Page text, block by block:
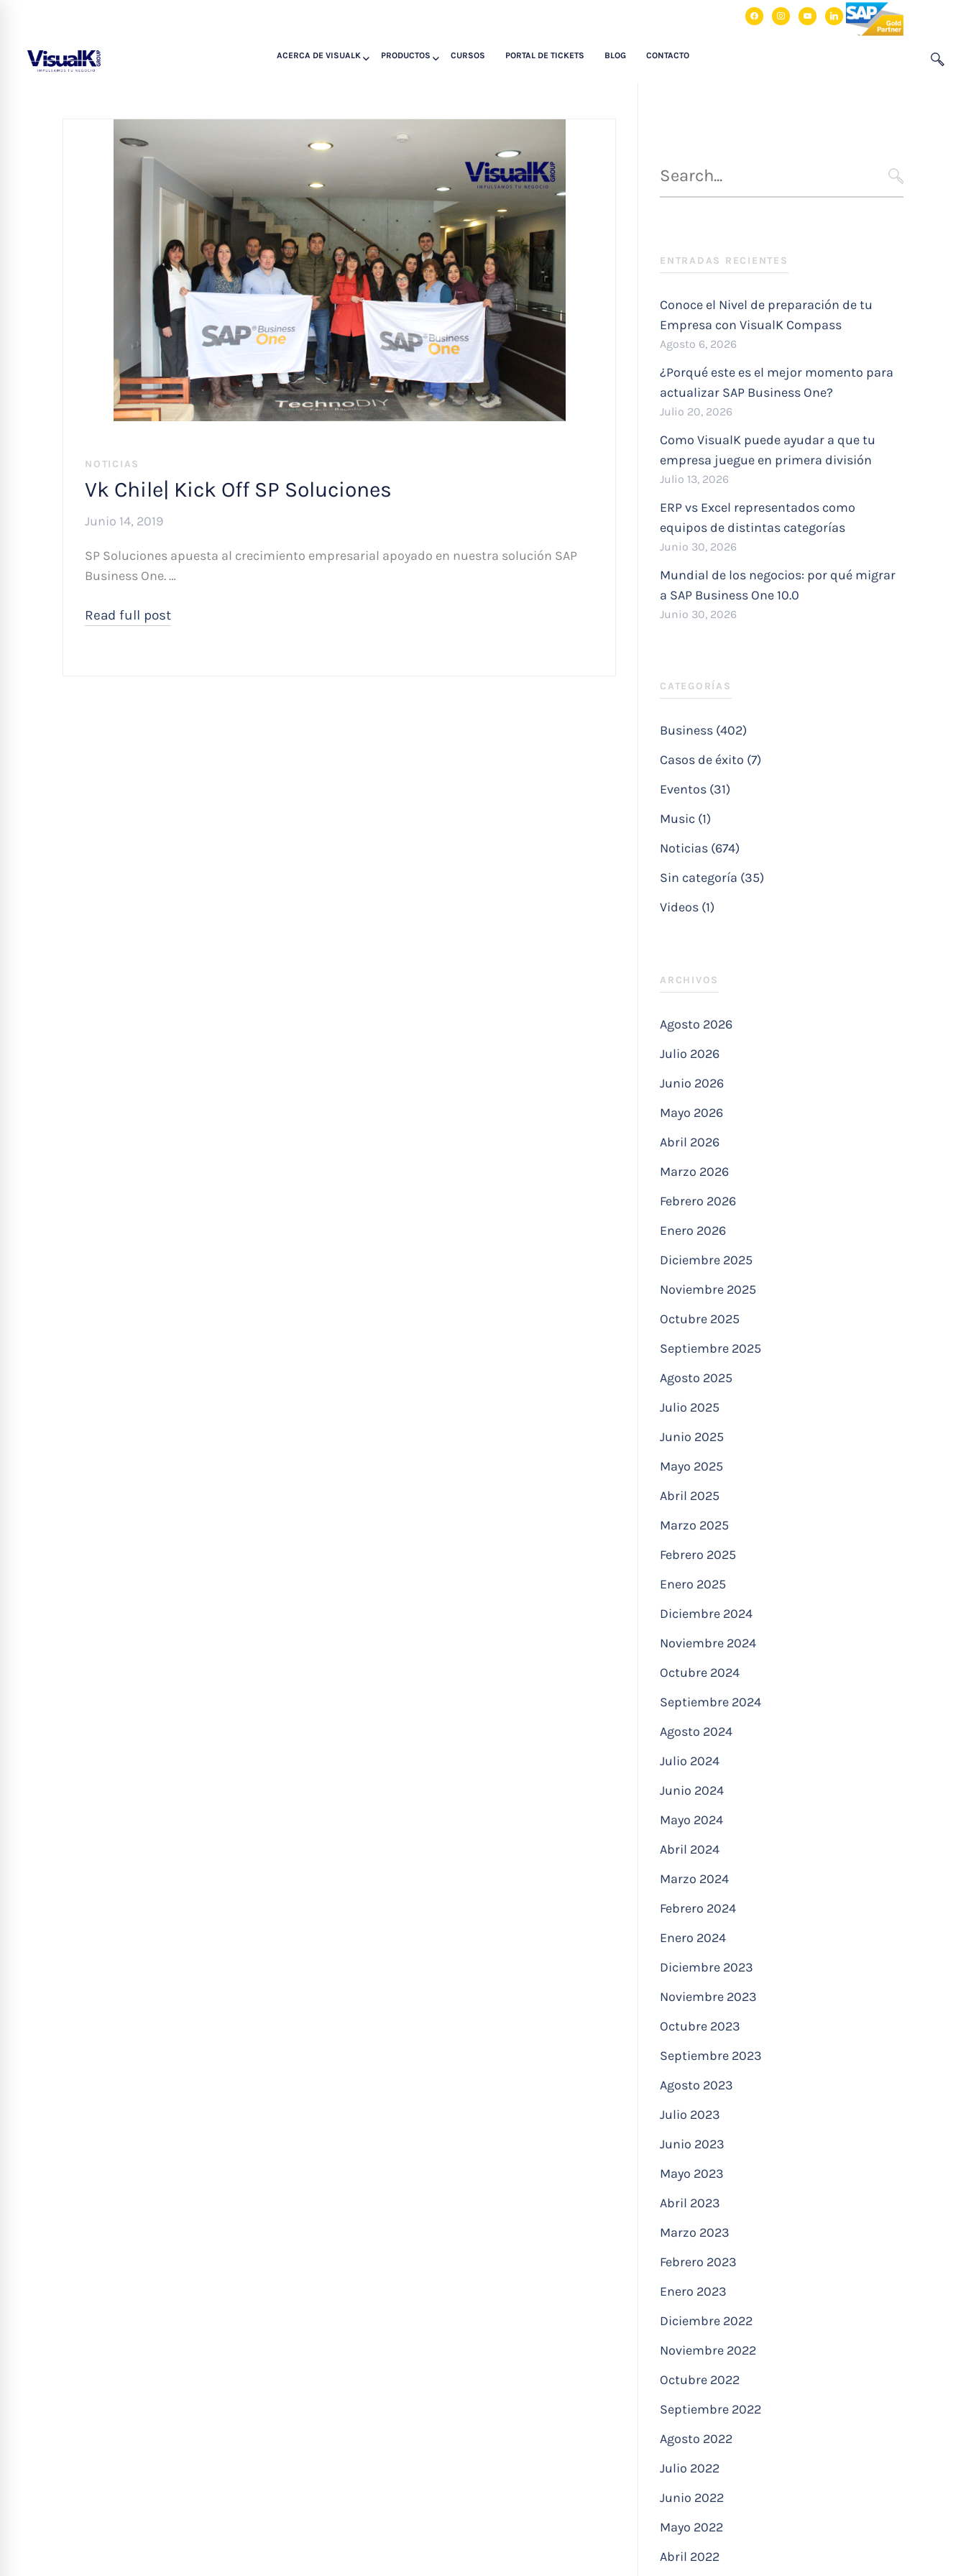
facebookinstagram
youtubelinkedin
ACERCA DE VISUALK PRODUCTOS CURSOS PORTAL DE TICKETS BLOG CONTACTO
NOTICIAS
Vk Chile| Kick Off SP Soluciones
Junio 14, 2019
SP Soluciones apuesta al crecimiento empresarial apoyado en nuestra solución SAP
Business One. …
Read full post
para
SEARCH
ENTRADAS RECIENTES
Conoce el Nivel de preparación de tu
Empresa con VisualK Compass
Agosto 6, 2026
¿Porqué este es el mejor momento para
actualizar SAP Business One?
Julio 20, 2026
Como VisualK puede ayudar a que tu
empresa juegue en primera división
Julio 13, 2026
ERP vs Excel representados como
equipos de distintas categorías
Junio 30, 2026
Mundial de los negocios: por qué migrar
a SAP Business One 10.0
Junio 30, 2026
CATEGORÍAS
Business (402)
Casos de éxito (7)
Eventos (31)
Music (1)
Noticias (674)
Sin categoría (35)
Videos (1)
ARCHIVOS
Agosto 2026
Julio 2026
Junio 2026
Mayo 2026
Abril 2026
Marzo 2026
Febrero 2026
Enero 2026
Diciembre 2025
Noviembre 2025
Octubre 2025
Septiembre 2025
Agosto 2025
Julio 2025
Junio 2025
Mayo 2025
Abril 2025
Marzo 2025
Febrero 2025
Enero 2025
Diciembre 2024
Noviembre 2024
Octubre 2024
Septiembre 2024
Agosto 2024
Julio 2024
Junio 2024
Mayo 2024
Abril 2024
Marzo 2024
Febrero 2024
Enero 2024
Diciembre 2023
Noviembre 2023
Octubre 2023
Septiembre 2023
Agosto 2023
Julio 2023
Junio 2023
Mayo 2023
Abril 2023
Marzo 2023
Febrero 2023
Enero 2023
Diciembre 2022
Noviembre 2022
Octubre 2022
Septiembre 2022
Agosto 2022
Julio 2022
Junio 2022
Mayo 2022
Abril 2022